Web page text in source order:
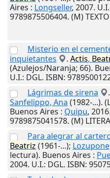
Aires : Longseller, 2007. U.I.
9789875506404. (M)
Misterio en el
inquietantes
. Actis,
(Azulejos/Naranja; 66).
U.I.: DGL. ISBN:
Lágrimas de sirena
.
Sanfelippo, Ana (1982-...).
Buenos Aires : Quipu, 2016.
9789875041578. (M)
Para alegrar al
Beatriz (1961-...);
lectura). Buenos Aires :
2004. U.I.: DGL. ISBN: